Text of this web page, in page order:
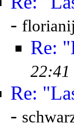
-
Re:
22:41
Re:
-